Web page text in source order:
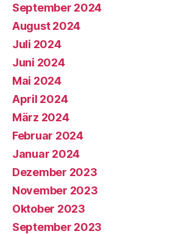
September 2024
August 2024
Juli 2024
Juni 2024
Mai 2024
April 2024
März 2024
Februar 2024
Januar 2024
Dezember 2023
November 2023
Oktober 2023
September 2023